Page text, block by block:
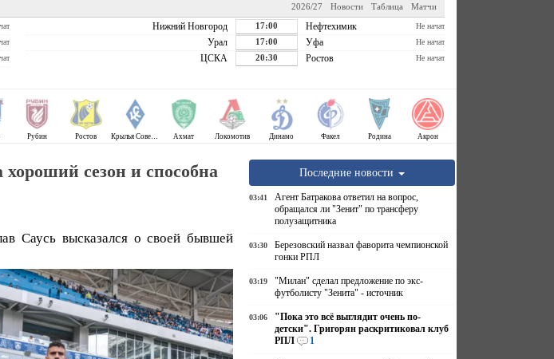
Матчи
Таблица
Новости
2026/27
Нижний Новгород 17:00 Нефтехимик Не начат
Урал 17:00 Уфа Не начат
ЦСКА 20:30 Ростов Не начат
Рубин Ростов Крылья Советов Ахмат Локомотив Динамо Факел Родина Акрон
сезон и способна
Саусь высказался о своей бывшей
Последние новости
03:41
Агент Батракова ответил на вопрос,
обращался ли "Зенит" по трансферу
полузащитника
03:30
Березовский назвал фаворита чемпионской
гонки РПЛ
03:19
"Милан" сделал предложение по экс-
футболисту "Зенита" - источник
03:06
"Пока это всё выглядит очень по-
детски". Григорян раскритиковал клуб
РПЛ
1